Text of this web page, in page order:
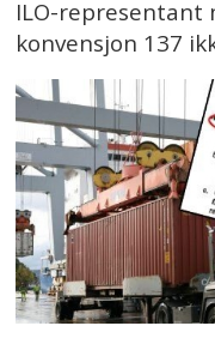
ILO-representant
konvensjon 137